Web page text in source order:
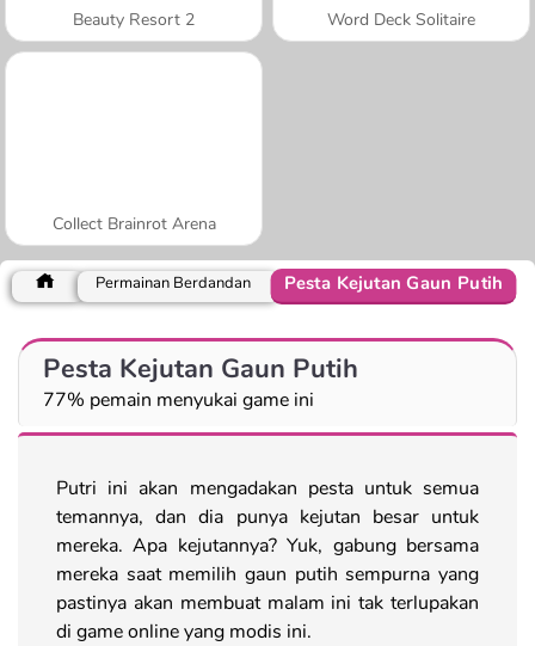
Beauty Resort 2 Word Deck Solitaire
Collect Brainrot Arena
Permainan Berdandan Pesta Kejutan Gaun Putih
Pesta Kejutan Gaun Putih
77% pemain menyukai game ini
Putri ini akan mengadakan pesta untuk semua
temannya, dan dia punya kejutan besar untuk
mereka. Apa kejutannya? Yuk, gabung bersama
mereka saat memilih gaun putih sempurna yang
pastinya akan membuat malam ini tak terlupakan
di game online yang modis ini.